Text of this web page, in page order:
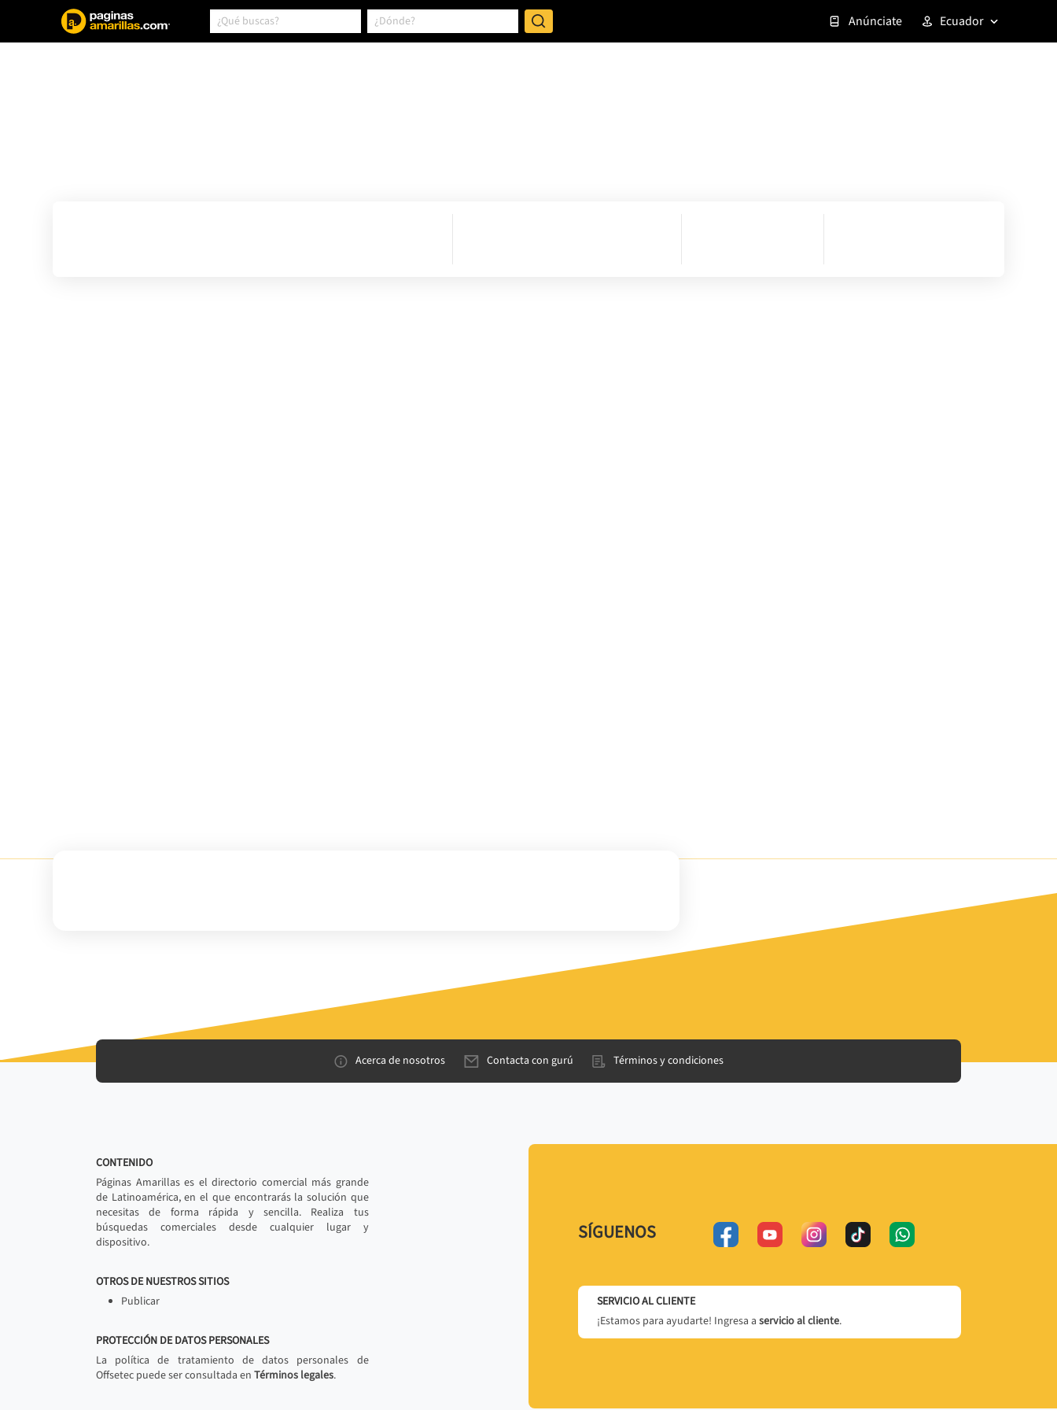
Anúnciate Ecuador
Acerca de nosotros Contacta con gurú Términos y condiciones
CONTENIDO
Páginas Amarillas es el directorio comercial más grande
de Latinoamérica, en el que encontrarás la solución que
necesitas de forma rápida y sencilla. Realiza tus
búsquedas comerciales desde cualquier lugar y
dispositivo.
OTROS DE NUESTROS SITIOS
Publicar
PROTECCIÓN DE DATOS PERSONALES
La política de tratamiento de datos personales de
Offsetec puede ser consultada en Términos legales.
SÍGUENOS
SERVICIO AL CLIENTE
¡Estamos para ayudarte! Ingresa a servicio al cliente.